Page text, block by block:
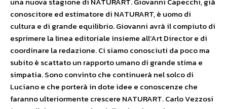
conoscitore ed estimatore di NATURART, è uomo di
cultura e di grande equilibrio. Giovanni avrà il compiuto di
esprimere la linea editoriale insieme all’Art Director e di
coordinare la redazione. Ci siamo conosciuti da poco ma
subito è scattato un rapporto umano di grande stima e
simpatia. Sono convinto che continuerà nel solco di
Luciano e che porterà in dote idee e conoscenze che
faranno ulteriormente crescere NATURART. Carlo Vezzosi